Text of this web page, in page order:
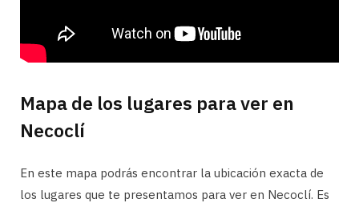
Mapa de los lugares para ver en
Necoclí
En este mapa podrás encontrar la ubicación exacta de
los lugares que te presentamos para ver en Necoclí. Es